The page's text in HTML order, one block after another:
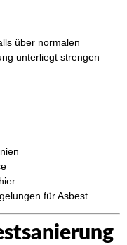
über normalen
unterliegt strengen
für Asbest